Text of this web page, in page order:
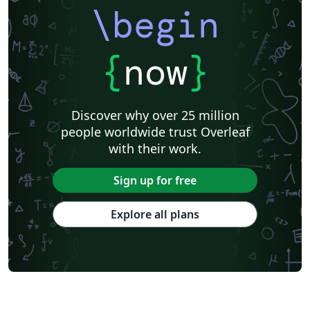
\begin
{now}
Discover why over 25 million
people worldwide trust Overleaf
with their work.
Sign up for free
Explore all plans